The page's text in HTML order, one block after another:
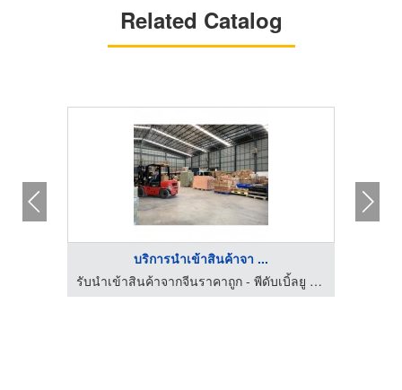
Related Catalog
บริการนำเข้าสินค้าจา ...
รับนำเข้าสินค้าจากจีนราคาถูก - พีดับเบิ้ลยู คาโก้ โลจิสติกส์